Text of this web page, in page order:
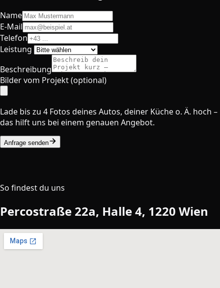
Name
E-Mail
Telefon
Leistung
Beschreibung
Bilder vom Projekt (optional)
Lade bis zu 4 Fotos deines Autos, deiner Küche o. Ä. hoch –
das hilft uns bei einem genauen Angebot.
Anfrage senden
So findest du uns
Percostraße 22a, Halle 4, 1220 Wien